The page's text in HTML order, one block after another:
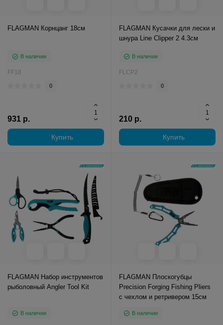
FLAGMAN Корнцанг 18см
В наличии
FF18
0
931 р.
Купить
FLAGMAN Кусачки для лески и
шнура Line Clipper 2 4.3см
В наличии
FLCP2
0
210 р.
Купить
FLAGMAN Набор инструментов
рыболовный Angler Tool Kit
В наличии
FLAGMAN Плоскогубцы
Precision Forging Fishing Pliers
с чехлом и ретривером 15см
В наличии